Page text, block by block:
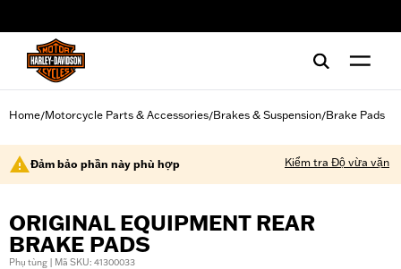
Home/Motorcycle Parts & Accessories/Brakes & Suspension/Brake Pads
Đảm bảo phần này phù hợp Kiểm tra Độ vừa vặn
ORIGINAL EQUIPMENT REAR
BRAKE PADS
Phụ tùng | Mã SKU: 41300033